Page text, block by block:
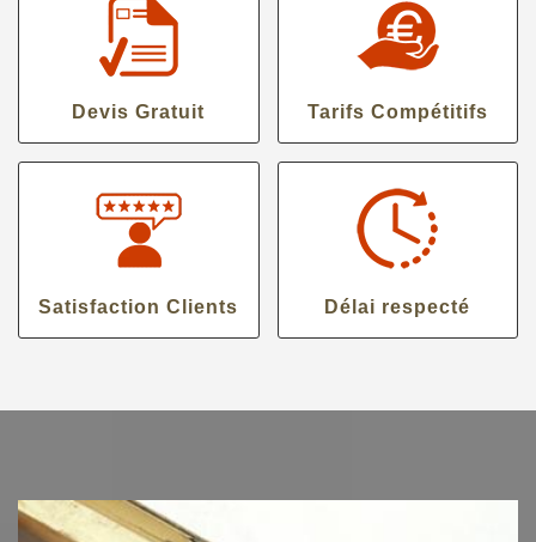
Devis Gratuit Tarifs Compétitifs
Satisfaction Clients Délai respecté